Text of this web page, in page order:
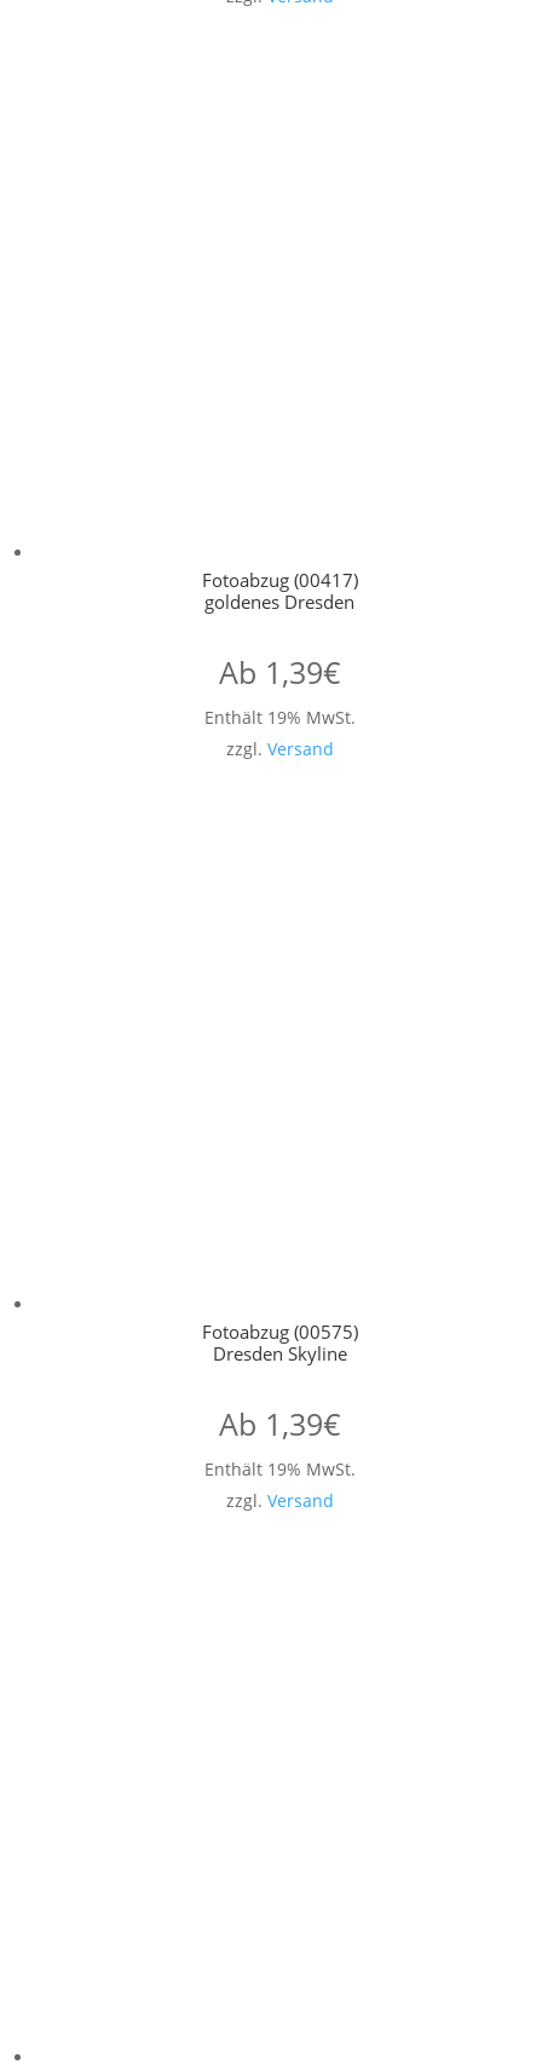
Fotoabzug (00417)
goldenes Dresden
Ab 1,39€
Enthält 19% MwSt.
zzgl. Versand
Fotoabzug (00575)
Dresden Skyline
Ab 1,39€
Enthält 19% MwSt.
zzgl. Versand